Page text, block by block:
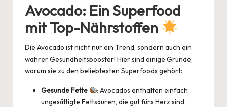
Avocado: Ein Superfood
mit Top-Nährstoffen
Die Avocado ist nicht nur ein Trend, sondern auch ein
wahrer Gesundheitsbooster! Hier sind einige Gründe,
warum sie zu den beliebtesten Superfoods gehört:
Gesunde Fette
: Avocados enthalten einfach
ungesättigte Fettsäuren, die gut fürs Herz sind.